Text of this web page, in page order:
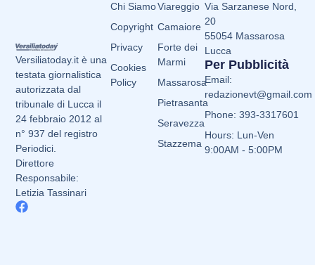
Versiliatoday.it è una
testata giornalistica
autorizzata dal
tribunale di Lucca il
24 febbraio 2012 al
n° 937 del registro
Periodici.
Direttore
Responsabile:
Letizia Tassinari
Viareggio
Camaiore
Forte dei
Marmi
Massarosa
Pietrasanta
Seravezza
Stazzema
Chi Siamo
Copyright
Privacy
Cookies
Policy
Via Sarzanese Nord,
20
55054 Massarosa
Lucca
Per Pubblicità
Email:
redazionevt@gmail.com
Phone: 393-3317601
Hours: Lun-Ven
9:00AM - 5:00PM